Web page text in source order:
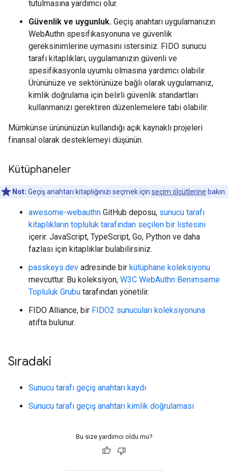
tutulmasına yardımcı olur.
Güvenlik ve uygunluk. Geçiş anahtarı uygulamanızın
WebAuthn spesifikasyonuna ve güvenlik
gereksinimlerine uymasını istersiniz. FIDO sunucu
tarafı kitaplıkları, uygulamanızın güvenli ve
spesifikasyonla uyumlu olmasına yardımcı olabilir.
Ürününüze ve sektörünüze bağlı olarak uygulamanız,
kimlik doğrulama için belirli güvenlik standartları
kullanmanızı gerektiren düzenlemelere tabi olabilir.
Mümkünse ürününüzün kullandığı açık kaynaklı projeleri
finansal olarak desteklemeyi düşünün.
Kütüphaneler
Not: Geçiş anahtarı kitaplığınızı seçmek için seçim ölçütlerine bakın.
awesome-webauthn GitHub deposu, sunucu tarafı
kitaplıkların topluluk tarafından seçilen bir listesini
içerir. JavaScript, TypeScript, Go, Python ve daha
fazlası için kitaplıklar bulabilirsiniz.
passkeys.dev adresinde bir kütüphane koleksiyonu
mevcuttur. Bu koleksiyon, W3C WebAuthn Benimseme
Topluluk Grubu tarafından yönetilir.
FIDO Alliance, bir FIDO2 sunucuları koleksiyonuna
atıfta bulunur.
Sıradaki
Sunucu tarafı geçiş anahtarı kaydı
Sunucu tarafı geçiş anahtarı kimlik doğrulaması
Bu size yardımcı oldu mu?